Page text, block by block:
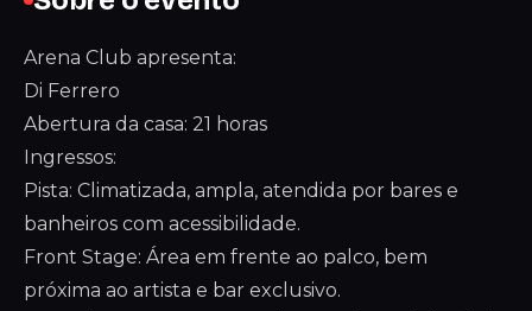
Arena Club apresenta:
Di Ferrero
Abertura da casa: 21 horas
Ingressos:
Pista: Climatizada, ampla, atendida por bares e
banheiros com acessibilidade.
Front Stage: Área em frente ao palco, bem
próxima ao artista e bar exclusivo.